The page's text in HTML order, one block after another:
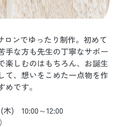
ロンでゆったり制作。初めて
手な方も先生の丁寧なサポー
楽しむのはもちろん、お誕生
て、想いをこめた一点物を作
です。
(木) 10:00～12:00